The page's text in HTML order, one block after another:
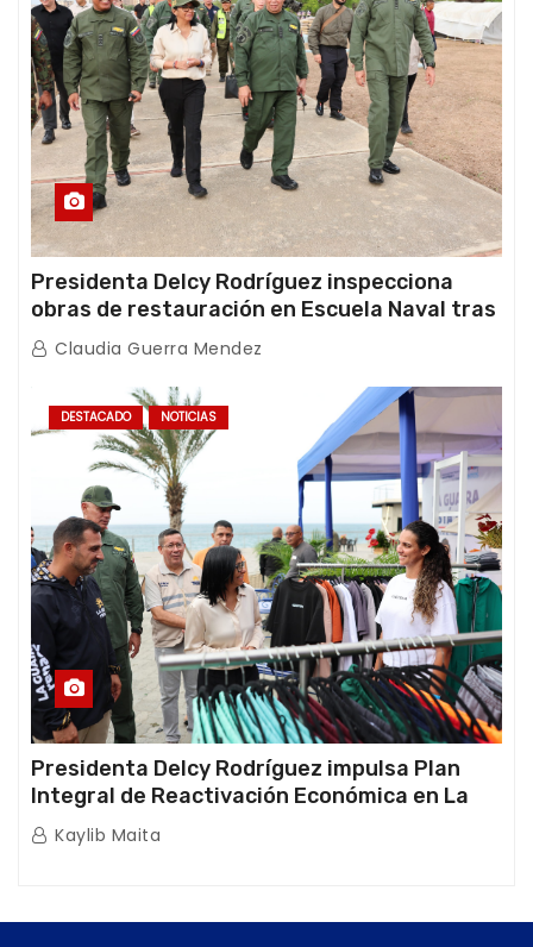
Presidenta Delcy Rodríguez inspecciona
obras de restauración en Escuela Naval tras
afectaciones sísmicas en La Guaira
Claudia Guerra Mendez
DESTACADO NOTICIAS
Presidenta Delcy Rodríguez impulsa Plan
Integral de Reactivación Económica en La
Guaira
Kaylib Maita